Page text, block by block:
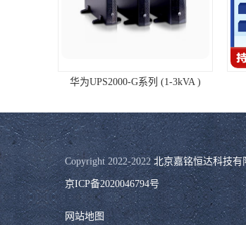
华为UPS2000-G系列 (1-3kVA )
Copyright 2022-2022 北京嘉铭恒达科技有
京ICP备2020046794号
网站地图